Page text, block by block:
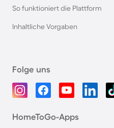
So funktioniert die Plattform
Inhaltliche Vorgaben
Folge uns
HomeToGo-Apps